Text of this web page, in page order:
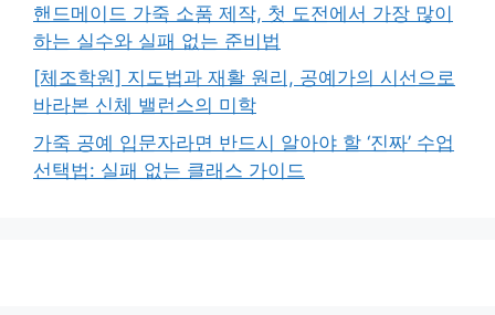
핸드메이드 가죽 소품 제작, 첫 도전에서 가장 많이
하는 실수와 실패 없는 준비법
[체조학원] 지도법과 재활 원리, 공예가의 시선으로
바라본 신체 밸런스의 미학
가죽 공예 입문자라면 반드시 알아야 할 ‘진짜’ 수업
선택법: 실패 없는 클래스 가이드